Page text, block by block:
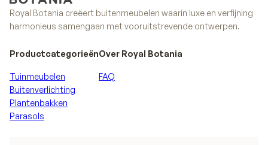
Royal Botania creëert buitenmeubelen waarin luxe en verfijning
harmonieus samengaan met vooruitstrevende ontwerpen.
Productcategorieën
Tuinmeubelen
Buitenverlichting
Plantenbakken
Parasols
Over Royal Botania
FAQ